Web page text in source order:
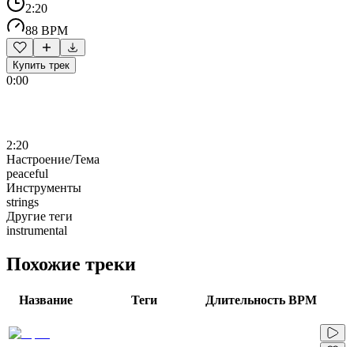
2:20
88 BPM
Купить трек
0:00
2:20
Настроение/Тема
peaceful
Инструменты
strings
Другие теги
instrumental
Похожие треки
Название Теги Длительность BPM